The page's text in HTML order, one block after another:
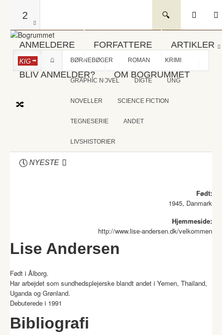
2
ANMELDERE FORFATTERE ARTIKLER
BLIV ANMELDER? OM BOGRUMMET
KIG BØRNEBØGER ROMAN KRIMI
GRAPHIC NOVEL DIGTE UNG
NOVELLER SCIENCE FICTION
TEGNESERIE ANDET
LIVSHISTORIER
NYESTE
Født:
1945, Danmark
Hjemmeside:
http://www.lise-andersen.dk/velkommen
Lise Andersen
Født i Ålborg.
Har arbejdet som sundhedsplejerske blandt andet i Yemen, Thailand,
Uganda og Grønland.
Debuterede i 1991
Bibliografi